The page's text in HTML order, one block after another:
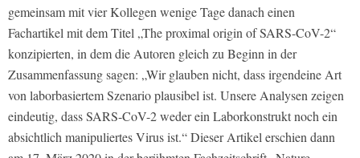
gemeinsam mit vier Kollegen wenige Tage danach einen
Fachartikel mit dem Titel „The proximal origin of SARS-CoV-2“
konzipierten, in dem die Autoren gleich zu Beginn in der
Zusammenfassung sagen: „Wir glauben nicht, dass irgendeine Art
von laborbasiertem Szenario plausibel ist. Unsere Analysen zeigen
eindeutig, dass SARS-CoV-2 weder ein Laborkonstrukt noch ein
absichtlich manipuliertes Virus ist.“ Dieser Artikel erschien dann